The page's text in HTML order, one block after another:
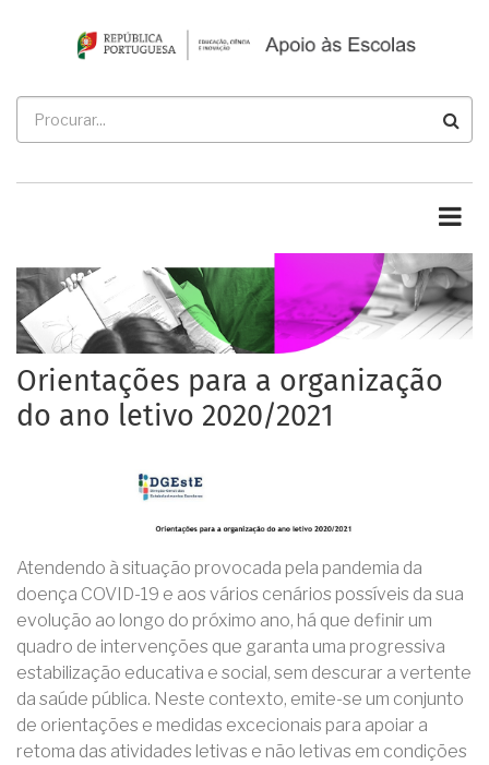
conteúdo
principal
Orientações para a organização
do ano letivo 2020/2021
Atendendo à situação provocada pela pandemia da
doença COVID-19 e aos vários cenários possíveis da sua
evolução ao longo do próximo ano, há que definir um
quadro de intervenções que garanta uma progressiva
estabilização educativa e social, sem descurar a vertente
da saúde pública. Neste contexto, emite-se um conjunto
de orientações e medidas excecionais para apoiar a
retoma das atividades letivas e não letivas em condições